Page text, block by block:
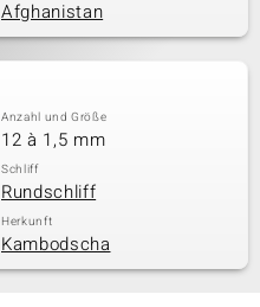
Afghanistan
Anzahl und Größe
12 à 1,5 mm
Schliff
Rundschliff
Herkunft
Kambodscha